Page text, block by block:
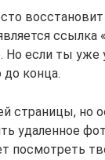
ссылка
если ты уже
конца.
страницы, но
удаленное
посмотреть